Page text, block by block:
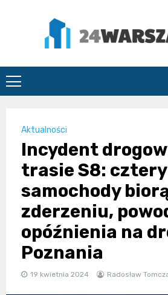
Aktualności
Incydent
trasie S8: cztery
samochody
zderzeniu,
opóźnienia na
Poznania
19 kwietnia 2024 Radosław